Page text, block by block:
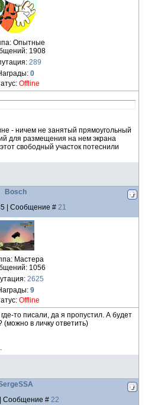
Опытные
1908
289
0
Offline
- ничем не занятый прямоугольный
для размещения на нем экрана
свободный участок потеснили
Bosch
| Сообщение # 21
Мастера
1056
2625
9
Offline
то писали, да я пропустил. А будет
(можно в личку ответить)
Сообщение # 22